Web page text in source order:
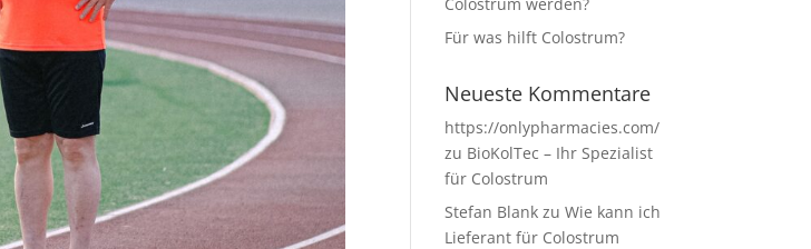
Für was hilft Colostrum?
Neueste Kommentare
https://onlypharmacies.com/
zu BioKolTec – Ihr Spezialist
für Colostrum
Stefan Blank zuWie kann ich
Lieferant für Colostrum